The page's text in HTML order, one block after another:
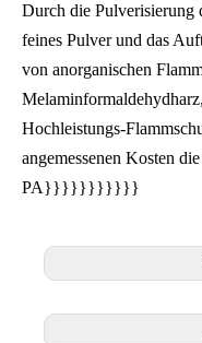
Durch die Pulverisierung
feines Pulver und das
von anorganischen
Hochleistungs-
angemessenen Kosten
PA}}}}}}}}}}}